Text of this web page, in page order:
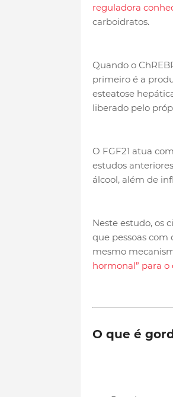
reguladora
carboidratos.
Quando o
primeiro é a
esteatose
liberado pelo
O FGF21 atua
estudos
álcool, além de
Neste estudo, os
que pessoas com
mesmo
hormonal” para o
O que é